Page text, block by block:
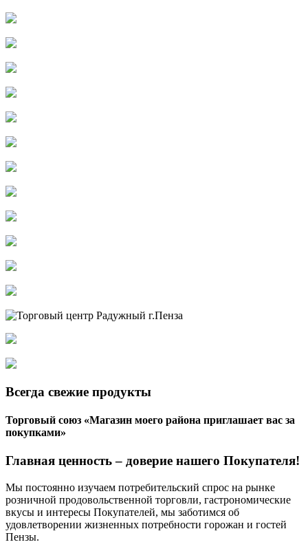
Всегда свежие продукты
Торговый союз «Магазин моего района приглашает вас за
покупками»
Главная ценность – доверие нашего Покупателя!
Мы постоянно изучаем потребительский спрос на рынке
розничной продовольственной торговли, гастрономические
вкусы и интересы Покупателей, мы заботимся об
удовлетворении жизненных потребности горожан и гостей
Пензы.